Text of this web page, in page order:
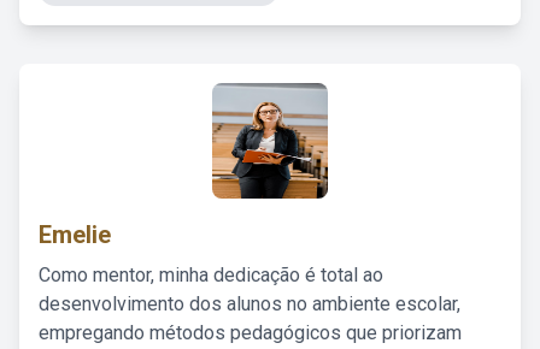
Emelie
Como mentor, minha dedicação é total ao
desenvolvimento dos alunos no ambiente escolar,
empregando métodos pedagógicos que priorizam